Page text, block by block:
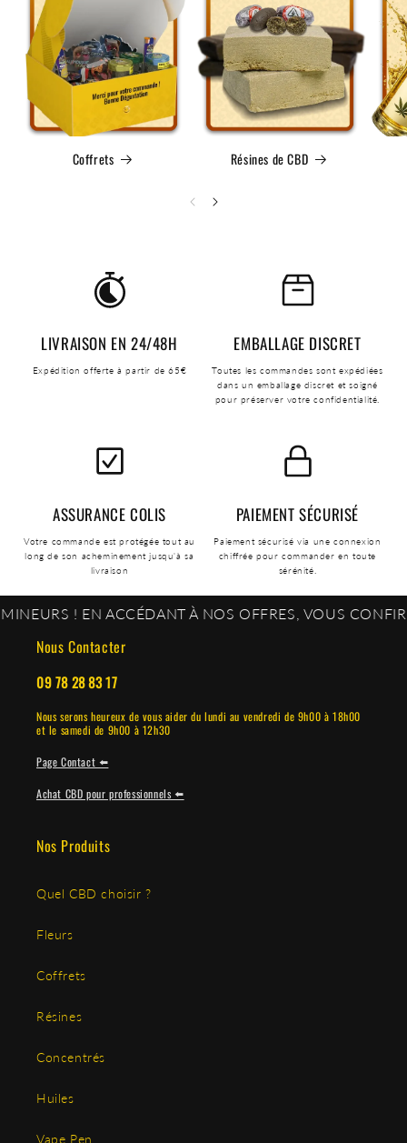
Coffrets Résines de CBD
LIVRAISON EN 24/48H
Expédition offerte à partir de 65€
EMBALLAGE DISCRET
Toutes les commandes sont expédiées
dans un emballage discret et soigné
pour préserver votre confidentialité.
ASSURANCE COLIS
Votre commande est protégée tout au
long de son acheminement jusqu'à sa
livraison
PAIEMENT SÉCURISÉ
Paiement sécurisé via une connexion
chiffrée pour commander en toute
sérénité.
À NOS OFFRES, VOUS CONFIRMEZ ÊTRE
Nous Contacter
09 78 28 83 17
Nous serons heureux de vous aider du lundi au vendredi de 9h00 à 18h00
et le samedi de 9h00 à 12h30
Page Contact ⬅️
Achat CBD pour professionnels ⬅️
Nos Produits
Quel CBD choisir ?
Fleurs
Coffrets
Résines
Concentrés
Huiles
Vape Pen